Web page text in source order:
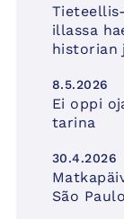
illassa
historian
8.5.2026
Ei oppi
tarina
30.4.2026
São